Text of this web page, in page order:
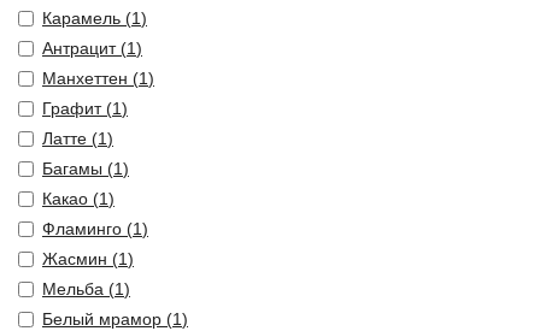
Карамель (1)
Антрацит (1)
Манхеттен (1)
Графит (1)
Латте (1)
Багамы (1)
Какао (1)
Фламинго (1)
Жасмин (1)
Мельба (1)
Белый мрамор (1)